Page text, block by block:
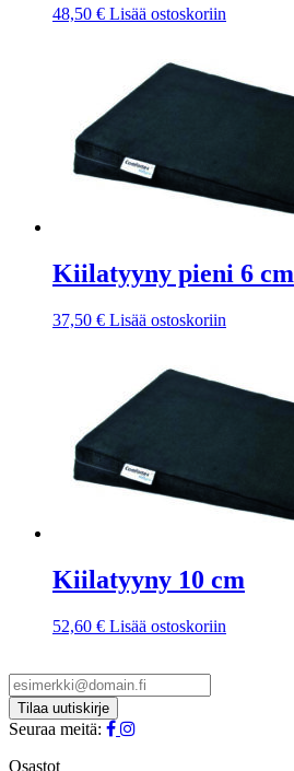
48,50 € Lisää ostoskoriin
Kiilatyyny pieni 6 cm
37,50 € Lisää ostoskoriin
Kiilatyyny 10 cm
52,60 € Lisää ostoskoriin
Seuraa meitä:
Osastot